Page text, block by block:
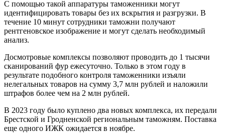
С помощью такой аппаратуры таможенники могут
идентифицировать товары без их вскрытия и разгрузки. В
течение 10 минут сотрудники таможни получают
рентгеновское изображение и могут сделать необходимый
анализ.
Досмотровые комплексы позволяют проводить до 1 тысячи
сканирований фур ежесуточно. Только в этом году в
результате подобного контроля таможенники изъяли
нелегальных товаров на сумму 3,7 млн рублей и наложили
штрафов более чем на 2 млн рублей.
В 2023 году было куплено два новых комплекса, их передали
Брестской и Гродненской региональным таможням. Поставка
еще одного ИЖК ожидается в ноябре.